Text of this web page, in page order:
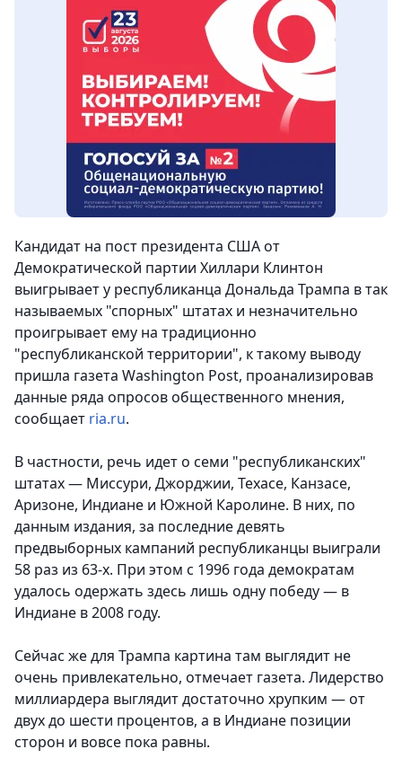
Кандидат на пост президента США от
Демократической партии Хиллари Клинтон
выигрывает у республиканца Дональда Трампа в так
называемых "спорных" штатах и незначительно
проигрывает ему на традиционно
"республиканской территории", к такому выводу
пришла газета Washington Post, проанализировав
данные ряда опросов общественного мнения,
сообщает ria.ru.
В частности, речь идет о семи "республиканских"
штатах — Миссури, Джорджии, Техасе, Канзасе,
Аризоне, Индиане и Южной Каролине. В них, по
данным издания, за последние девять
предвыборных кампаний республиканцы выиграли
58 раз из 63-х. При этом с 1996 года демократам
удалось одержать здесь лишь одну победу — в
Индиане в 2008 году.
Сейчас же для Трампа картина там выглядит не
очень привлекательно, отмечает газета. Лидерство
миллиардера выглядит достаточно хрупким — от
двух до шести процентов, а в Индиане позиции
сторон и вовсе пока равны.